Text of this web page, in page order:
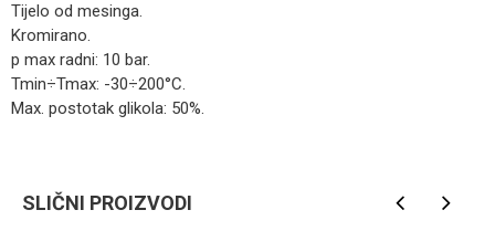
Tijelo od mesinga.
Kromirano.
p max radni: 10 bar.
Tmin÷Tmax: -30÷200°C.
Max. postotak glikola: 50%.
SLIČNI PROIZVODI